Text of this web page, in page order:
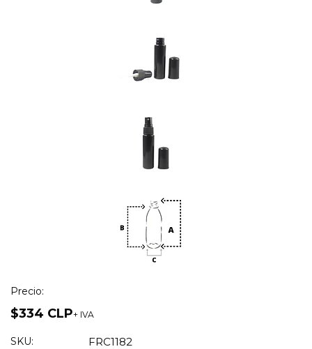
Precio:
$334 CLP+ IVA
SKU: FRC1182